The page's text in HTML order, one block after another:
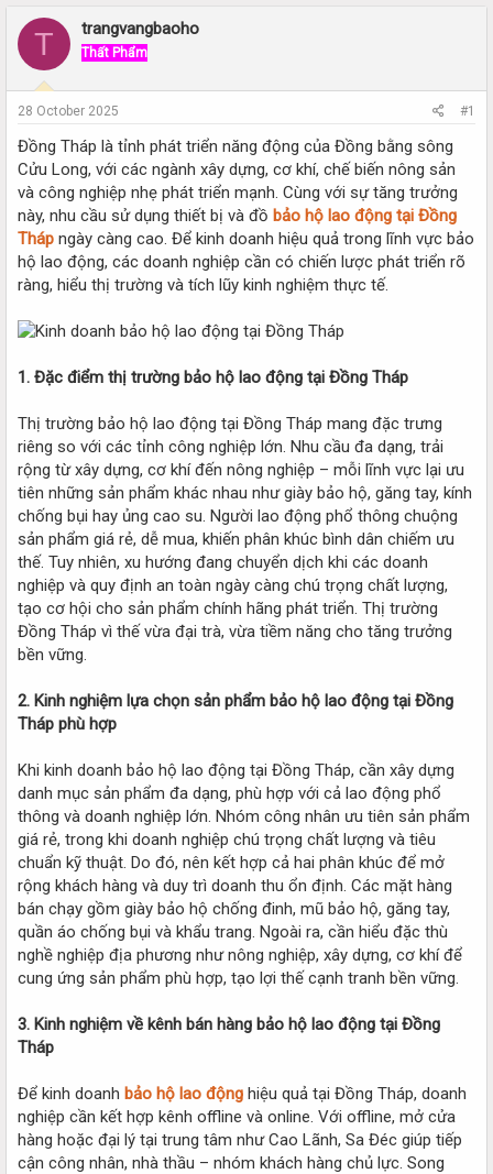
e
d
a
r
t
e
r
r
T trangvangbaoho
Thất Phẩm
28 October 2025 #1
Đồng Tháp là tỉnh phát triển năng động của Đồng bằng sông
Cửu Long, với các ngành xây dựng, cơ khí, chế biến nông sản
và công nghiệp nhẹ phát triển mạnh. Cùng với sự tăng trưởng
này, nhu cầu sử dụng thiết bị và đồ bảo hộ lao động tại Đồng
Tháp ngày càng cao. Để kinh doanh hiệu quả trong lĩnh vực bảo
hộ lao động, các doanh nghiệp cần có chiến lược phát triển rõ
ràng, hiểu thị trường và tích lũy kinh nghiệm thực tế.
1. Đặc điểm thị trường bảo hộ lao động tại Đồng Tháp
Thị trường bảo hộ lao động tại Đồng Tháp mang đặc trưng
riêng so với các tỉnh công nghiệp lớn. Nhu cầu đa dạng, trải
rộng từ xây dựng, cơ khí đến nông nghiệp – mỗi lĩnh vực lại ưu
tiên những sản phẩm khác nhau như giày bảo hộ, găng tay, kính
chống bụi hay ủng cao su. Người lao động phổ thông chuộng
sản phẩm giá rẻ, dễ mua, khiến phân khúc bình dân chiếm ưu
thế. Tuy nhiên, xu hướng đang chuyển dịch khi các doanh
nghiệp và quy định an toàn ngày càng chú trọng chất lượng,
tạo cơ hội cho sản phẩm chính hãng phát triển. Thị trường
Đồng Tháp vì thế vừa đại trà, vừa tiềm năng cho tăng trưởng
bền vững.
2. Kinh nghiệm lựa chọn sản phẩm bảo hộ lao động tại Đồng
Tháp phù hợp
Khi kinh doanh bảo hộ lao động tại Đồng Tháp, cần xây dựng
danh mục sản phẩm đa dạng, phù hợp với cả lao động phổ
thông và doanh nghiệp lớn. Nhóm công nhân ưu tiên sản phẩm
giá rẻ, trong khi doanh nghiệp chú trọng chất lượng và tiêu
chuẩn kỹ thuật. Do đó, nên kết hợp cả hai phân khúc để mở
rộng khách hàng và duy trì doanh thu ổn định. Các mặt hàng
bán chạy gồm giày bảo hộ chống đinh, mũ bảo hộ, găng tay,
quần áo chống bụi và khẩu trang. Ngoài ra, cần hiểu đặc thù
nghề nghiệp địa phương như nông nghiệp, xây dựng, cơ khí để
cung ứng sản phẩm phù hợp, tạo lợi thế cạnh tranh bền vững.
3. Kinh nghiệm về kênh bán hàng bảo hộ lao động tại Đồng
Tháp
Để kinh doanh bảo hộ lao động hiệu quả tại Đồng Tháp, doanh
nghiệp cần kết hợp kênh offline và online. Với offline, mở cửa
hàng hoặc đại lý tại trung tâm như Cao Lãnh, Sa Đéc giúp tiếp
cận công nhân, nhà thầu – nhóm khách hàng chủ lực. Song